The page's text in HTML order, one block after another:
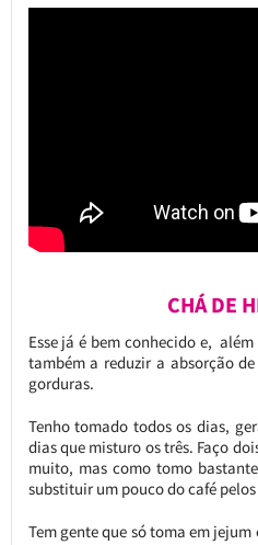
CHÁ DE
Esse já é bem conhecido e,
também a reduzir a absorção
gorduras.
Tenho tomado todos os dias,
dias que misturo os três. Faço
muito, mas como tomo
substituir um pouco do café pelos
Tem gente que só toma em